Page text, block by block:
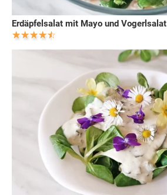
Erdäpfelsalat mit Mayo und Vogerlsalat